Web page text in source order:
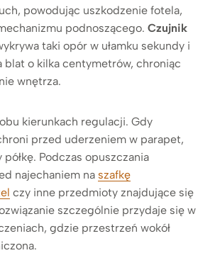
powodując uszkodzenie fotela,
podnoszącego. Czujnik
taki opór w ułamku sekundy i
blat o kilka centymetrów, chroniąc
wnętrza.
kierunkach regulacji. Gdy
przed uderzeniem w parapet,
Podczas opuszczania
najechaniem na szafkę
czy inne przedmioty znajdujące się
szczególnie przydaje się w
gdzie przestrzeń wokół